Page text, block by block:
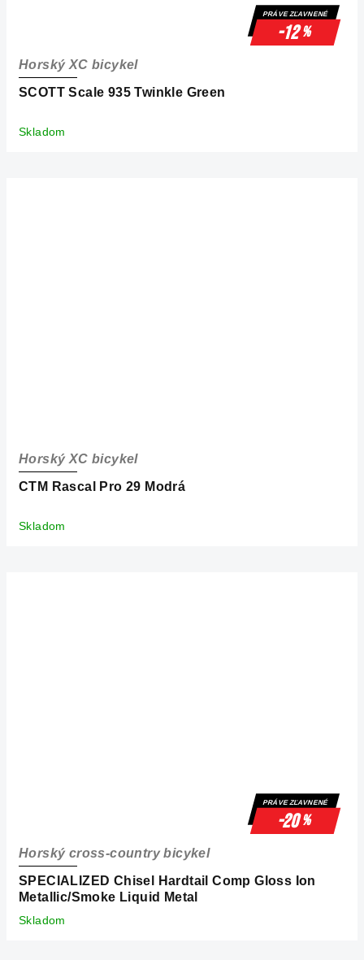
PRÁVE ZĽAVNENÉ
-12%
SCOTT Scale 935 Twinkle Green
Horský XC bicykel
Skladom
CTM Rascal Pro 29 Modrá
Horský XC bicykel
Skladom
PRÁVE ZĽAVNENÉ
-20%
SPECIALIZED Chisel Hardtail Comp Gloss Ion
Metallic/Smoke Liquid Metal
Horský cross-country bicykel
Skladom